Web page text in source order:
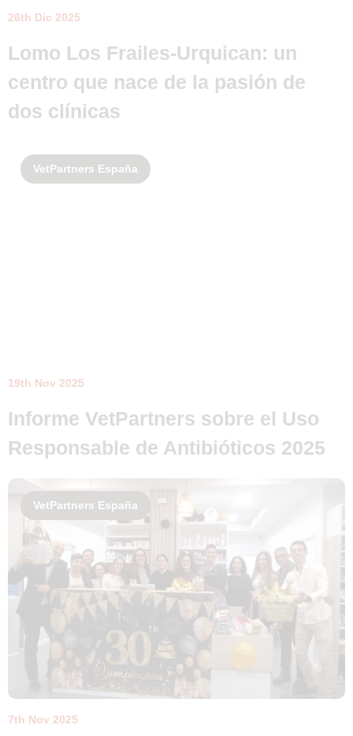
26th Dic 2025
Lomo Los Frailes-Urquican: un
centro que nace de la pasión de
dos clínicas
VetPartners España
19th Nov 2025
Informe VetPartners sobre el Uso
Responsable de Antibióticos 2025
VetPartners España
7th Nov 2025